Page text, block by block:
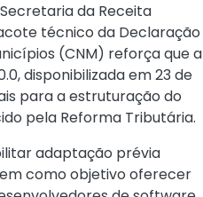
da Receita
técnico da Declaração
(CNM) reforça que a
disponibilizada em 23 de
para a estruturação do
pela Reforma Tributária.
adaptação prévia
como objetivo oferecer